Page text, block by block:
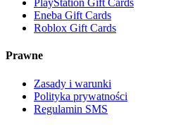
PlayStation Gift Cards
Eneba Gift Cards
Roblox Gift Cards
Prawne
Zasady i warunki
Polityka prywatności
Regulamin SMS